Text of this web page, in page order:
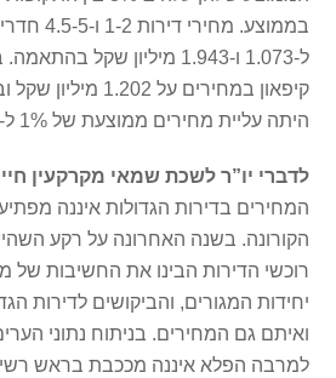
היתה עליית מחירים ממוצעת של 1% ל-1.541 מיליון שקל.
לדברי יו”ר לשכת שמאי מקרקעין
המחירים בדירות הגדולות איננה
הקורונה. בשנה האחרונה על רקע
רוכשי הדירות הבינו את החשיבות של
יחידות המגורים, והביקושים לדירות
ואיתם גם המחירים. בניתוח נתוני
למרבה הפלא איננה מככבת בראש